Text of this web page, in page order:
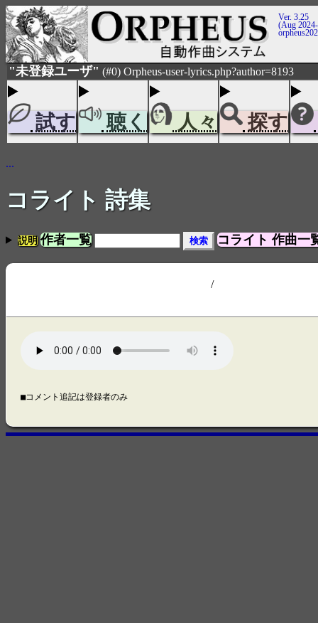
Ver. 3.25
(Aug
"未登録ユーザ" (#0) Orpheus-user-lyrics.php?author=8193
試す 聴く 人々 探す
...
コライト 詩集
説明 作者一覧 コライト 作曲一
/
■コメント追記は登録者のみ